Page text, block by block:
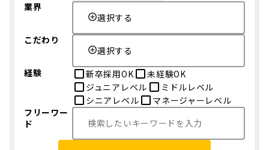
業界
選択する
こだわり
選択する
経験
新卒採用OK
未経験OK
ジュニアレベル
ミドルレベル
シニアレベル
マネージャーレベル
フリーワー
ド